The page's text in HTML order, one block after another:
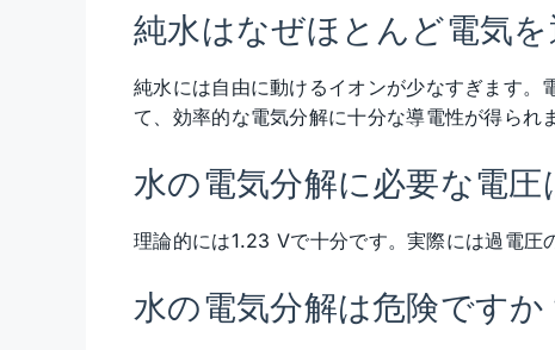
純水はなぜほとんど電気
純水には自由に動けるイオンが少なすぎます
て、効率的な電気分解に十分な導電性が得られ
水の電気分解に必要な電
理論的には1.23 Vで十分です。実際には過電圧
水の電気分解は危険ですか